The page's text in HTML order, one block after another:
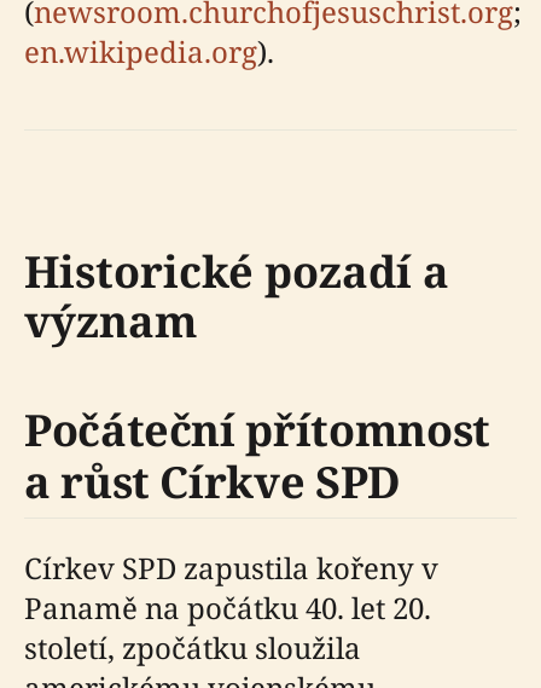
(newsroom.churchofjesuschrist.org;
en.wikipedia.org).
Historické pozadí a
význam
Počáteční přítomnost
a růst Církve SPD
Církev SPD zapustila kořeny v
Panamě na počátku 40. let 20.
století, zpočátku sloužila